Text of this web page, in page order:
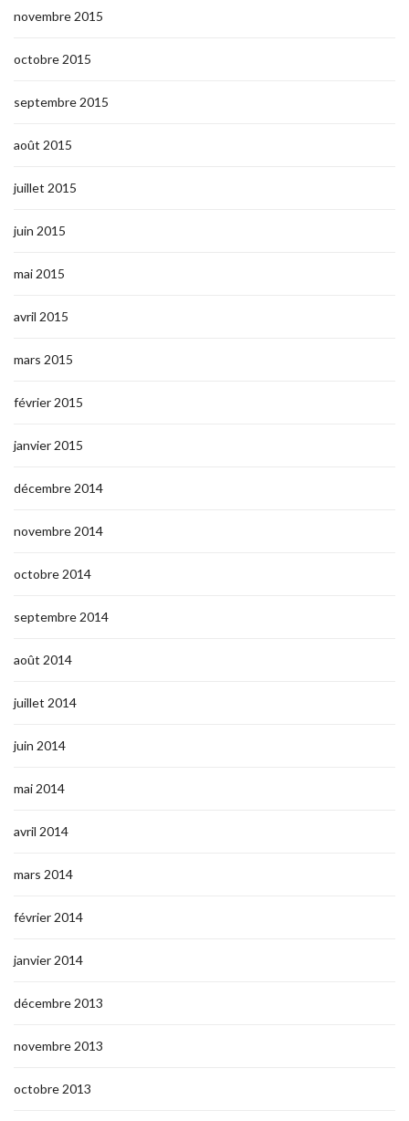
novembre 2015
octobre 2015
septembre 2015
août 2015
juillet 2015
juin 2015
mai 2015
avril 2015
mars 2015
février 2015
janvier 2015
décembre 2014
novembre 2014
octobre 2014
septembre 2014
août 2014
juillet 2014
juin 2014
mai 2014
avril 2014
mars 2014
février 2014
janvier 2014
décembre 2013
novembre 2013
octobre 2013